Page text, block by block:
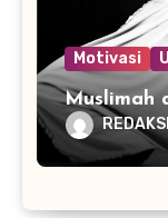
Motivasi
Muslimah
REDAKSI